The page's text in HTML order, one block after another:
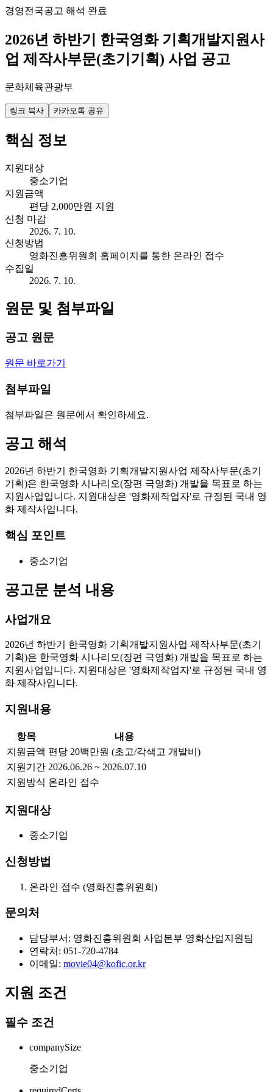
경영전국공고 해석 완료
2026년 하반기 한국영화 기획개발지원사
업 제작사부문(초기기획) 사업 공고
문화체육관광부
링크 복사 카카오톡 공유
핵심 정보
지원대상
중소기업
지원금액
편당 2,000만원 지원
신청 마감
2026. 7. 10.
신청방법
영화진흥위원회 홈페이지를 통한 온라인 접수
수집일
2026. 7. 10.
원문 및 첨부파일
공고 원문
원문 바로가기
첨부파일
첨부파일은 원문에서 확인하세요.
공고 해석
2026년 하반기 한국영화 기획개발지원사업 제작사부문(초기
기획)은 한국영화 시나리오(장편 극영화) 개발을 목표로 하는
지원사업입니다. 지원대상은 '영화제작업자'로 규정된 국내 영
화 제작사입니다.
핵심 포인트
중소기업
공고문 분석 내용
사업개요
2026년 하반기 한국영화 기획개발지원사업 제작사부문(초기
기획)은 한국영화 시나리오(장편 극영화) 개발을 목표로 하는
지원사업입니다. 지원대상은 '영화제작업자'로 규정된 국내 영
화 제작사입니다.
지원내용
항목
내용
지원금액 편당 20백만원 (초고/각색고 개발비)
지원기간 2026.06.26 ~ 2026.07.10
지원방식 온라인 접수
지원대상
중소기업
신청방법
온라인 접수 (영화진흥위원회)
문의처
담당부서: 영화진흥위원회 사업본부 영화산업지원팀
연락처: 051-720-4784
이메일: movie04@kofic.or.kr
지원 조건
필수 조건
companySize
중소기업